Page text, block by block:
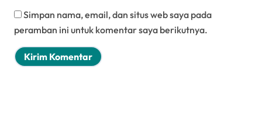
Simpan nama, email, dan situs web saya pada
peramban ini untuk komentar saya berikutnya.